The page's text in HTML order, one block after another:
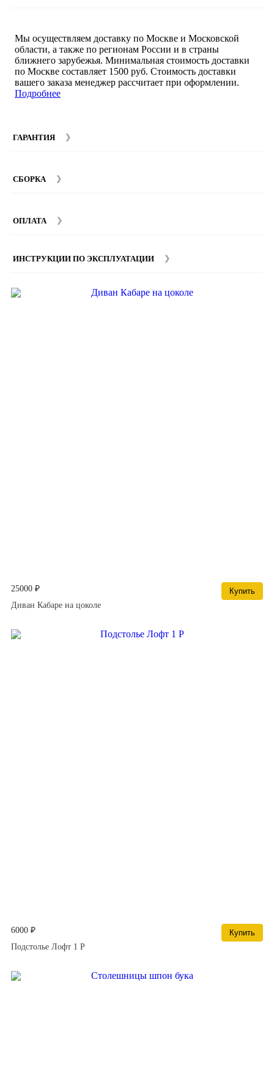
Мы осуществляем доставку по Москве и Московской
области, а также по регионам России и в страны
ближнего зарубежья. Минимальная стоимость доставки
по Москве составляет 1500 руб. Стоимость доставки
вашего заказа менеджер рассчитает при оформлении.
Подробнее
ГАРАНТИЯ
составляет 12 месяцев с момента покупки при
СБОРКА
Стоимость сборки зависит от количества и моделей
ОПЛАТА
ИНСТРУКЦИИ ПО ЭКСПЛУАТАЦИИ
25000 ₽
Купить
Диван Кабаре на цоколе
6000 ₽
Купить
Подстолье Лофт 1 Р